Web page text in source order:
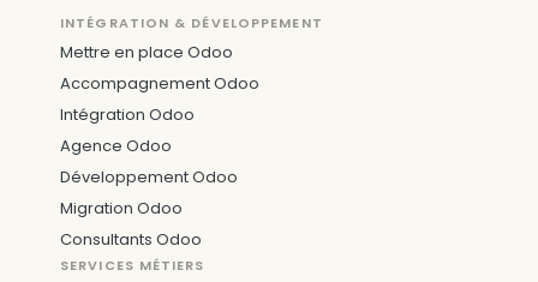
INTÉGRATION & DÉVELOPPEMENT
Mettre en place Odoo
Accompagnement Odoo
Intégration Odoo
Agence Odoo
Développement Odoo
Migration Odoo
Consultants Odoo
SERVICES MÉTIERS